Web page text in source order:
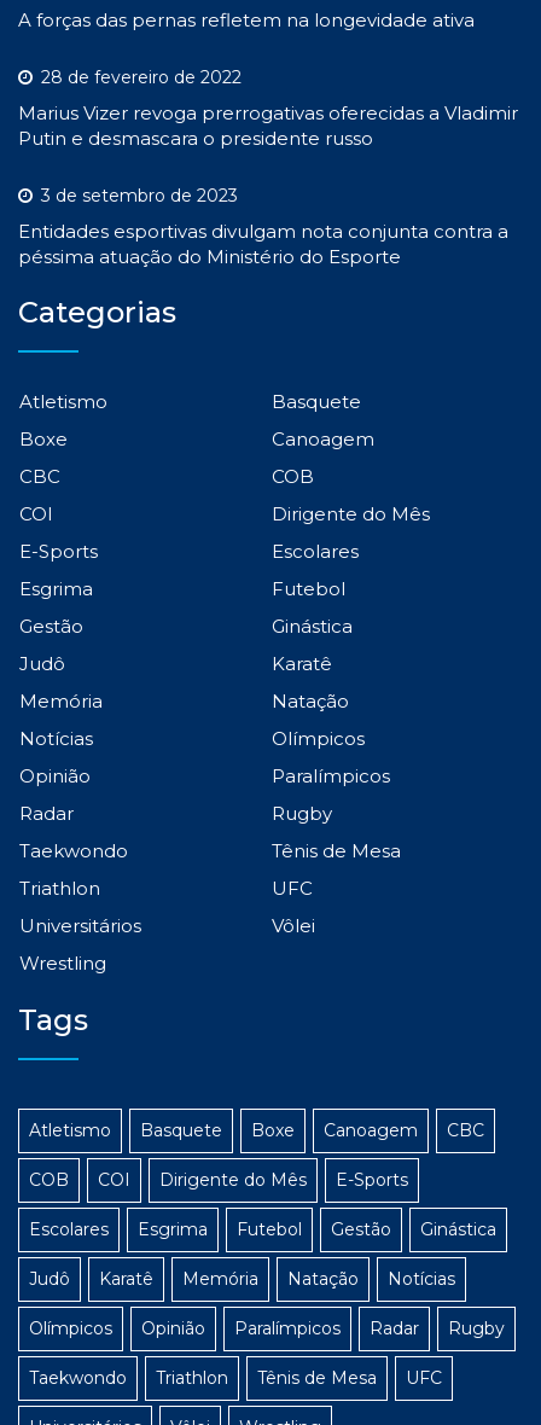
A forças das pernas refletem na longevidade ativa
28 de fevereiro de 2022
Marius Vizer revoga prerrogativas oferecidas a Vladimir
Putin e desmascara o presidente russo
3 de setembro de 2023
Entidades esportivas divulgam nota conjunta contra a
péssima atuação do Ministério do Esporte
Categorias
Atletismo
Basquete
Boxe
Canoagem
CBC
COB
COI
Dirigente do Mês
E-Sports
Escolares
Esgrima
Futebol
Gestão
Ginástica
Judô
Karatê
Memória
Natação
Notícias
Olímpicos
Opinião
Paralímpicos
Radar
Rugby
Taekwondo
Tênis de Mesa
Triathlon
UFC
Universitários
Vôlei
Wrestling
Tags
Atletismo Basquete Boxe Canoagem CBC
COB COI Dirigente do Mês E-Sports
Escolares Esgrima Futebol Gestão Ginástica
Judô Karatê Memória Natação Notícias
Olímpicos Opinião Paralímpicos Radar Rugby
Taekwondo Triathlon Tênis de Mesa UFC